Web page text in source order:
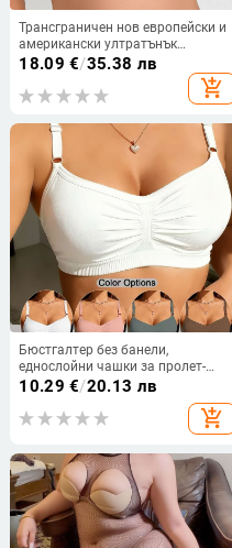
Трансграничен нов европейски и
американски ултратънък
двуредов сутиен с дантела от
стоманени пръстени, регулируем,
голям размер
18.09 €/35.38 лв
add_shopping_cart
Бюстгалтер без банели,
еднослойни чашки за пролет-
лято, дишащ и комфортен,
дълбок V стил, прост и ежедневен
10.29 €/20.13 лв
add_shopping_cart